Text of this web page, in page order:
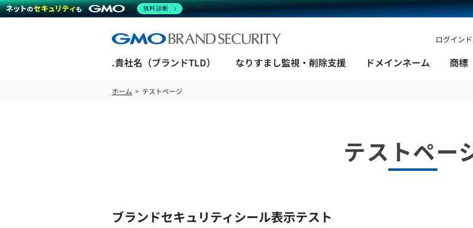
ログイン
.貴社名（ブランドTLD） なりすまし監視・削除支援 ドメインネーム 商標
ホーム テストページ
テストペー
ブランドセキュリティシール表示テスト
無料診断